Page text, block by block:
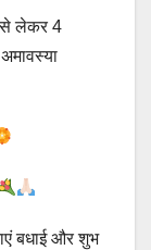
से लेकर 4
बधाई और शुभ